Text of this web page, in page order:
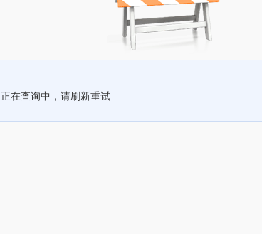
正在查询中，请刷新重试